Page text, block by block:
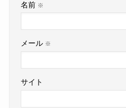
名前 ※
メール ※
サイト